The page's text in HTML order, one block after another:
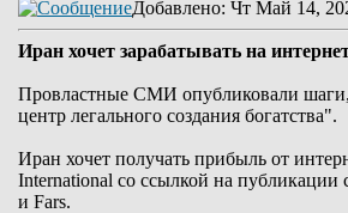
Добавлено: Чт Май 14,
Иран хочет зарабатывать на
Провластные СМИ опубликовали шаги,
центр легального создания богатства".
Иран хочет получать прибыль от
International со ссылкой на
и Fars.